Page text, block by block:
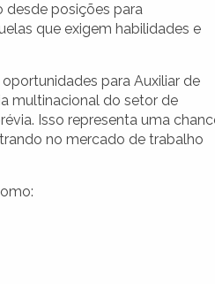
desde posições para
que exigem habilidades e
para Auxiliar de
multinacional do setor de
Isso representa uma
no mercado de trabalho